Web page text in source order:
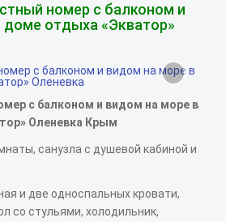
номер с балконом и
отдыха «Экватор»
›
с балконом и видом на море в
Оленевка Крым
санузла с душевой кабиной и
и две односпальных кровати,
со стульями, холодильник,